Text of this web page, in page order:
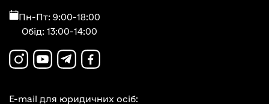
Пн-Пт: 9:00-18:00
Обід: 13:00-14:00
E-mail для юридичних осіб: